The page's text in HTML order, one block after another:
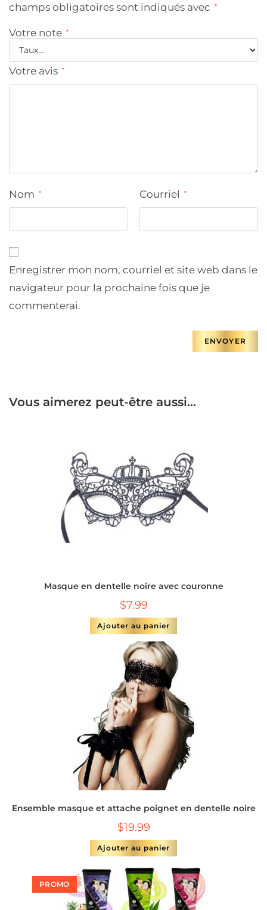
champs obligatoires sont indiqués avec
*
Votre note *
Votre avis *
Nom * Courriel *
Enregistrer mon nom, courriel et site web dans le
navigateur pour la prochaine fois que je
commenterai.
Vous aimerez peut-être aussi…
Masque en dentelle noire avec couronne
$7.99
Ajouter au panier
Ensemble masque et attache poignet en dentelle noire
$19.99
Ajouter au panier
PROMO